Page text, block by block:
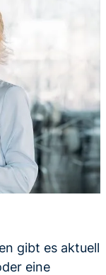
gibt es aktuell
eine